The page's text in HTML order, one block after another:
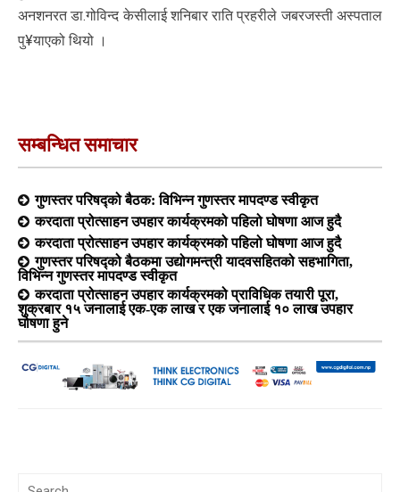
अनशनरत डा.गोविन्द केसीलाई शनिबार राति प्रहरीले जबरजस्ती अस्पताल
पु¥याएको थियो ।
सम्बन्धित समाचार
गुणस्तर परिषद्को बैठक: विभिन्न गुणस्तर मापदण्ड स्वीकृत
करदाता प्रोत्साहन उपहार कार्यक्रमको पहिलो घोषणा आज हुदै
करदाता प्रोत्साहन उपहार कार्यक्रमको पहिलो घोषणा आज हुदै
गुणस्तर परिषद्को बैठकमा उद्योगमन्त्री यादवसहितको सहभागिता,
विभिन्न गुणस्तर मापदण्ड स्वीकृत
करदाता प्रोत्साहन उपहार कार्यक्रमको प्राविधिक तयारी पूरा,
शुक्रबार १५ जनालाई एक-एक लाख र एक जनालाई १० लाख उपहार
घोषणा हुने
Search